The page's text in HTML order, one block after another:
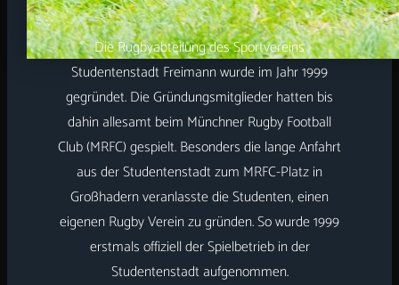
Die Rugbyabteilung des Sportvereins
Studentenstadt Freimann wurde im Jahr 1999
gegründet. Die Gründungsmitglieder hatten bis
dahin allesamt beim Münchner Rugby Football
Club (MRFC) gespielt. Besonders die lange Anfahrt
aus der Studentenstadt zum MRFC-Platz in
Großhadern veranlasste die Studenten, einen
eigenen Rugby Verein zu gründen. So wurde 1999
erstmals offiziell der Spielbetrieb in der
Studentenstadt aufgenommen.